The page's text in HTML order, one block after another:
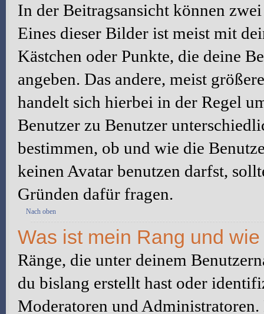
In der Beitragsansicht können
Eines dieser Bilder ist meist mit
Kästchen oder Punkte, die deine
angeben. Das andere, meist
handelt sich hierbei in der Regel
Benutzer zu Benutzer
bestimmen, ob und wie die
keinen Avatar benutzen darfst,
Gründen dafür fragen.
Nach oben
Was ist mein Rang und
Ränge, die unter deinem
du bislang erstellt hast oder
Moderatoren und